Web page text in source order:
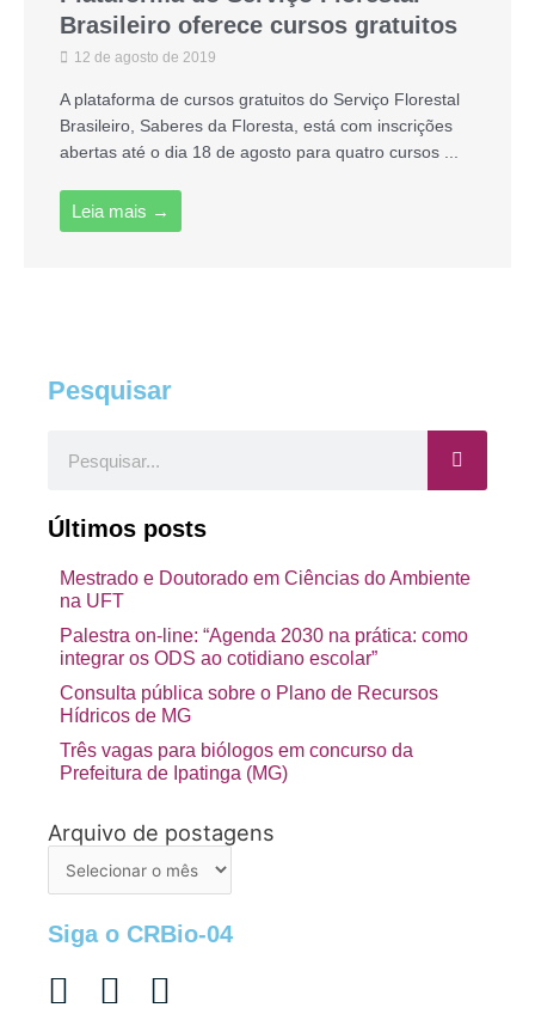
Brasileiro oferece cursos gratuitos
12 de agosto de 2019
A plataforma de cursos gratuitos do Serviço Florestal
Brasileiro, Saberes da Floresta, está com inscrições
abertas até o dia 18 de agosto para quatro cursos ...
Leia mais →
Pesquisar
Últimos posts
Mestrado e Doutorado em Ciências do Ambiente
na UFT
Palestra on-line: “Agenda 2030 na prática: como
integrar os ODS ao cotidiano escolar”
Consulta pública sobre o Plano de Recursos
Hídricos de MG
Três vagas para biólogos em concurso da
Prefeitura de Ipatinga (MG)
Arquivo de postagens
Arquivo
Siga o CRBio-04